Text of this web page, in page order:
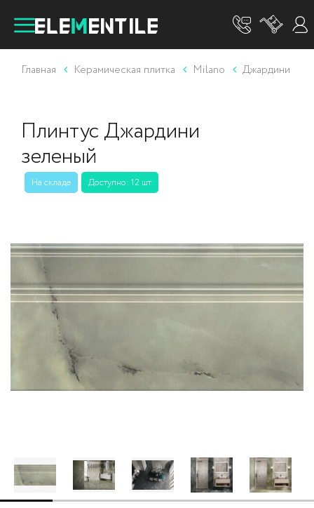
Главная Керамическая плитка Milano Джардини
Плинтус Джардини
зеленый
На складе Доступно: 12 шт